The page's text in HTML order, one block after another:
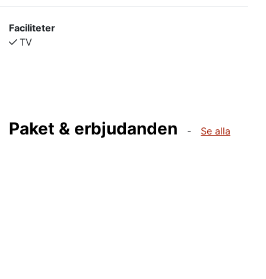
Faciliteter
TV
Paket & erbjudanden Se alla